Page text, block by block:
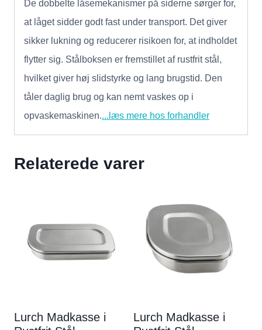
De dobbelte låsemekanismer på siderne sørger for,
at låget sidder godt fast under transport. Det giver
sikker lukning og reducerer risikoen for, at indholdet
flytter sig. Stålboksen er fremstillet af rustfrit stål,
hvilket giver høj slidstyrke og lang brugstid. Den
tåler daglig brug og kan nemt vaskes op i
opvaskemaskinen....læs mere hos forhandler
Relaterede varer
Lurch Madkasse i
Lurch Madkasse i